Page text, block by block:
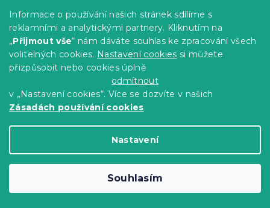
Informace o používání našich stránek sdílíme s
reklamními a analytickými partnery. Kliknutím na
„Přijmout vše“ nám dáváte souhlas ke zpracování všech
volitelných cookies. Nastavení cookies si můžete
přizpůsobit nebo cookies úplně
odmítnout
v „Nastavení cookies“. Více se dozvíte v našich
Zásadách používání cookies
Nastavení
Souhlasím
Dětský ručník BEBÉ medvídek oranžový
30x50 cm
Skladem(>10 ks)
45 Kč Do Košíku
-10 % s kódem: